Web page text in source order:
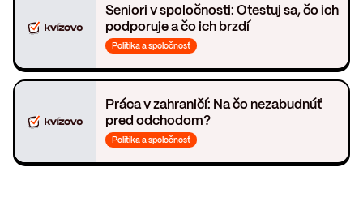
Seniori v spoločnosti: Otestuj sa, čo ich
podporuje a čo ich brzdí
Politika a spoločnosť
Práca v zahraničí: Na čo nezabudnúť
pred odchodom?
Politika a spoločnosť